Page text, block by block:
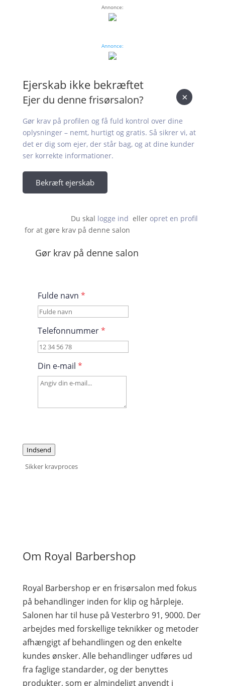
Annonce:
Annonce:
Ejerskab ikke bekræftet
Ejer du denne frisørsalon?
Gør krav på profilen og få fuld kontrol over dine
oplysninger – nemt, hurtigt og gratis. Så sikrer vi, at
det er dig som ejer, der står bag, og at dine kunder
ser korrekte informationer.
Bekræft ejerskab
Du skal logge ind eller opret en profil
for at gøre krav på denne salon
Gør krav på denne salon
×
Fulde navn *
Telefonnummer*
Din e-mail *
Indsend
Sikker kravproces
Om Royal Barbershop
Royal Barbershop er en frisørsalon med fokus
på behandlinger inden for klip og hårpleje.
Salonen har til huse på Vesterbro 91, 9000. Der
arbejdes med forskellige teknikker og metoder
afhængigt af behandlingen og den enkelte
kundes ønsker. Alle behandlinger udføres ud
fra faglige standarder, og der benyttes
produkter, som er almindeligt anvendt i